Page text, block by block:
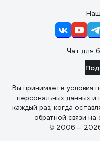
Чат для
Вы принимаете условия
персональных данных и
каждый раз, когда
обратной связи
© 2006 —